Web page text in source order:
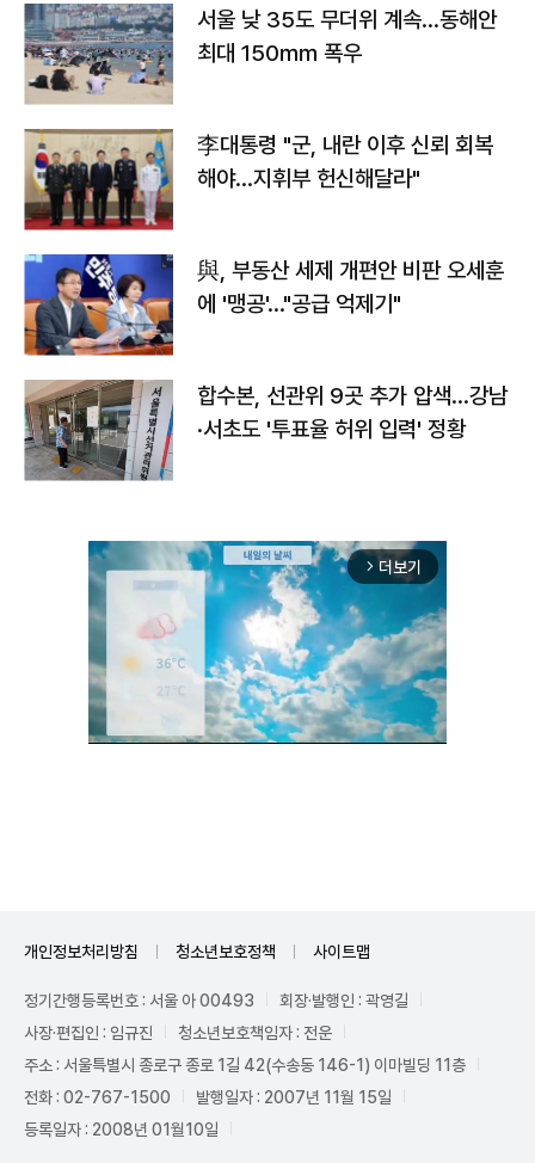
서울 낮 35도 무더위 계속…동해안
최대 150㎜ 폭우
李대통령 "군, 내란 이후 신뢰 회복
해야…지휘부 헌신해달라"
與, 부동산 세제 개편안 비판 오세훈
에 '맹공'…"공급 억제기"
합수본, 선관위 9곳 추가 압색…강남
·서초도 '투표율 허위 입력' 정황
arrow_forward_ios 더보기
개인정보처리방침 청소년보호정책 사이트맵
정기간행등록번호 : 서울 아 00493
회장·발행인 : 곽영길
사장·편집인 : 임규진
청소년보호책임자 : 전운
주소 : 서울특별시 종로구 종로 1길 42(수송동 146-1) 이마빌딩 11층
전화 : 02-767-1500
발행일자 : 2007년 11월 15일
등록일자 : 2008년 01월10일